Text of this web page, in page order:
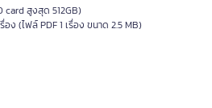
card สูงสุด 512GB)
ง (ไฟล์ PDF 1 เรื่อง ขนาด 2.5 MB)